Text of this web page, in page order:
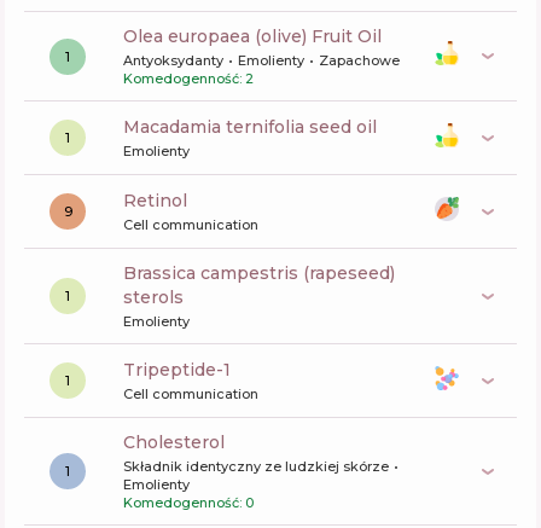
1
olea europaea (olive) Fruit Oil
Antyoksydanty Emolienty
Zapachowe
Komedogenność: 2
1 macadamia ternifolia seed oil
Emolienty
9 retinol
Cell communication
1
brassica campestris (rapeseed)
sterols
Emolienty
1 tripeptide-1
Cell communication
1
cholesterol
Składnik identyczny ze ludzkiej skórze
Emolienty
Komedogenność: 0